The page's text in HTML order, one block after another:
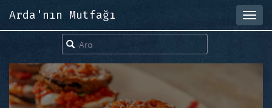
Arda'nın Mutfağı